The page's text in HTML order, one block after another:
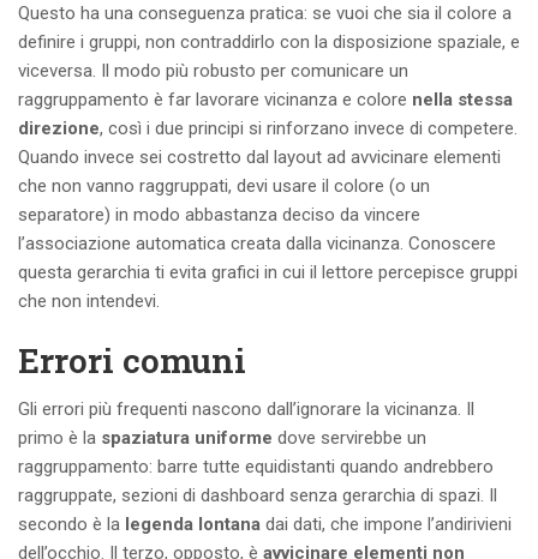
Questo ha una conseguenza pratica: se vuoi che sia il colore a
definire i gruppi, non contraddirlo con la disposizione spaziale, e
viceversa. Il modo più robusto per comunicare un
raggruppamento è far lavorare vicinanza e colore nella stessa
direzione, così i due principi si rinforzano invece di competere.
Quando invece sei costretto dal layout ad avvicinare elementi
che non vanno raggruppati, devi usare il colore (o un
separatore) in modo abbastanza deciso da vincere
l’associazione automatica creata dalla vicinanza. Conoscere
questa gerarchia ti evita grafici in cui il lettore percepisce gruppi
che non intendevi.
Errori comuni
Gli errori più frequenti nascono dall’ignorare la vicinanza. Il
primo è la spaziatura uniforme dove servirebbe un
raggruppamento: barre tutte equidistanti quando andrebbero
raggruppate, sezioni di dashboard senza gerarchia di spazi. Il
secondo è la legenda lontana dai dati, che impone l’andirivieni
dell’occhio. Il terzo, opposto, è avvicinare elementi non